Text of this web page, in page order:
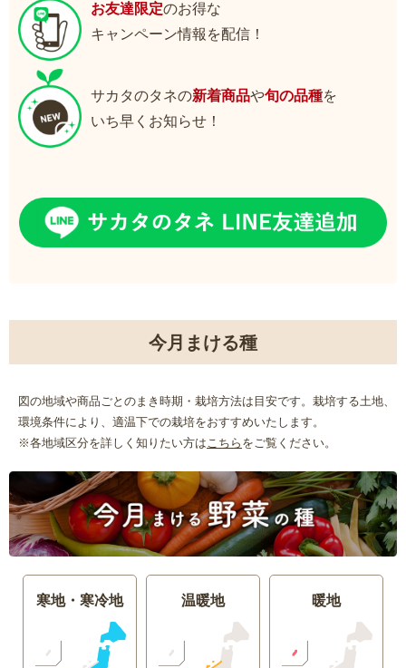
お友達限定のお得な
キャンペーン情報を配信！
サカタのタネの新着商品や旬の品種を
いち早くお知らせ！
今月まける種
図の地域や商品ごとのまき時期・栽培方法は目安です。栽培する土地、
環境条件により、適温下での栽培をおすすめいたします。
※各地域区分を詳しく知りたい方はこちら をご覧ください。
寒地・寒冷地 温暖地 暖地